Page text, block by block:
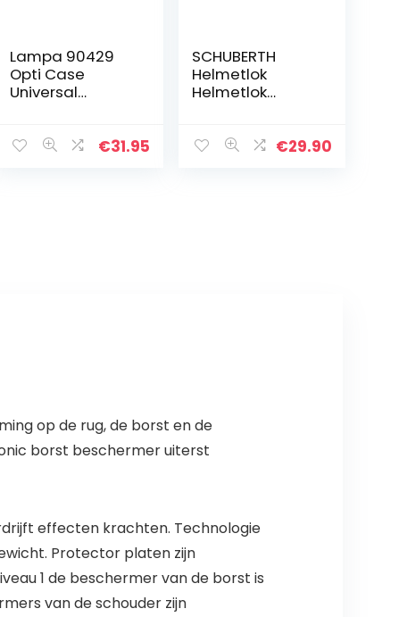
Lampa 90429
Opti Case
Universal
compatibel met
€31.95
SCHUBERTH
Helmetlok
Helmetlok
€29.90
op de rug, de borst en de
borst beschermer uiterst
effecten krachten. Technologie
Protector platen zijn
1 de beschermer van de borst is
van de schouder zijn